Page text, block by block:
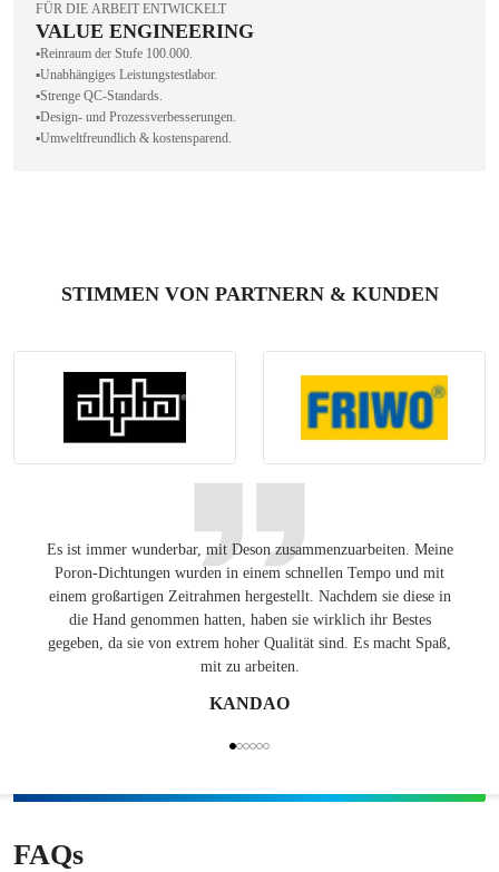
FÜR DIE ARBEIT ENTWICKELT
VALUE ENGINEERING
▪️Reinraum der Stufe 100.000.
▪️Unabhängiges Leistungstestlabor.
▪️Strenge QC-Standards.
▪️Design- und Prozessverbesserungen.
▪️Umweltfreundlich & kostensparend.
STIMMEN VON PARTNERN & KUNDEN
Es ist immer wunderbar, mit Deson zusammenzuarbeiten. Meine
Poron-Dichtungen wurden in einem schnellen Tempo und mit
einem großartigen Zeitrahmen hergestellt. Nachdem sie diese in
die Hand genommen hatten, haben sie wirklich ihr Bestes
gegeben, da sie von extrem hoher Qualität sind. Es macht Spaß,
mit zu arbeiten.
KANDAO
FAQs